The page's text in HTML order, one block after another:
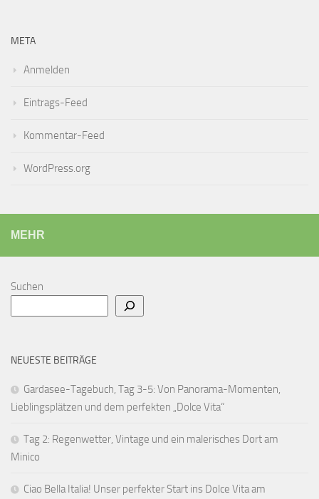
META
Anmelden
Eintrags-Feed
Kommentar-Feed
WordPress.org
MEHR
Suchen
NEUESTE BEITRÄGE
Gardasee-Tagebuch, Tag 3-5: Von Panorama-Momenten,
Lieblingsplätzen und dem perfekten „Dolce Vita“
Tag 2: Regenwetter, Vintage und ein malerisches Dort am
Minico
Ciao Bella Italia! Unser perfekter Start ins Dolce Vita am